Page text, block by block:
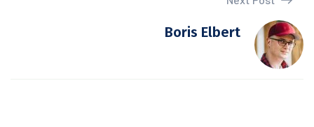
Boris Elbert